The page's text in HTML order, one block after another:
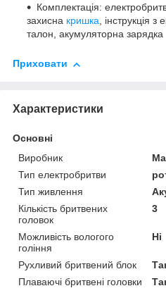
Комплектація:
захисна кришка, інструкція з
талон, акумуляторна зарядка
Приховати
Характеристики
Основні
Виробник
Тип електробритви
Тип живлення
Кількість бритвених
головок
3
Можливість вологого
гоління
Ні
Рухливий бритвений блок
Плаваючі бритвені головки